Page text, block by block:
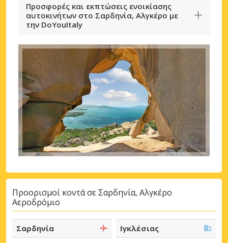
Προσφορές και εκπτώσεις ενοικίασης
αυτοκινήτων στο Σαρδηνία, Αλγκέρο με
την DoYouItaly
Προορισμοί κοντά σε Σαρδηνία, Αλγκέρο
Αεροδρόμιο
Σαρδηνία
Ιγκλέσιας